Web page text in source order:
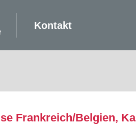
Kontakt
Frankreich/Belgien,